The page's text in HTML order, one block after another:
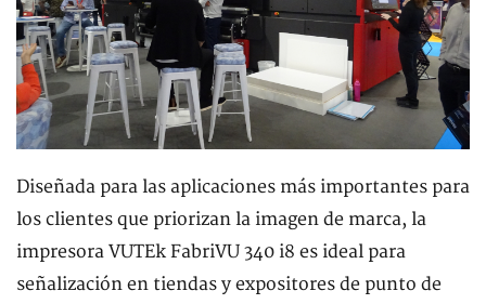
Diseñada para las aplicaciones más importantes para
los clientes que priorizan la imagen de marca, la
impresora VUTEk FabriVU 340 i8 es ideal para
señalización en tiendas y expositores de punto de